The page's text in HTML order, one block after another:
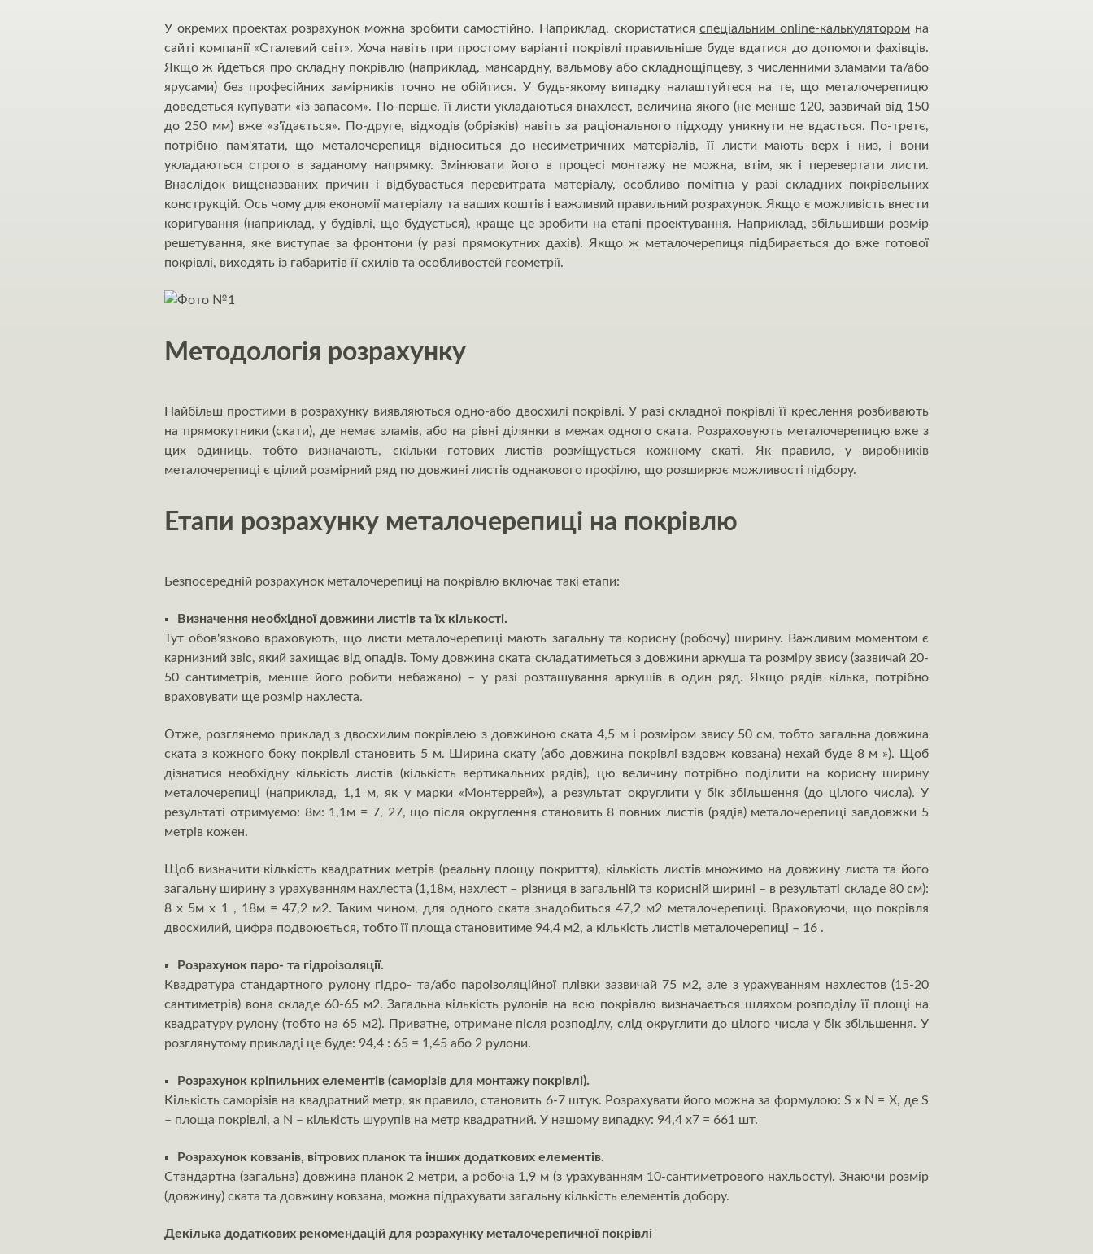
У окремих проектах розрахунок можна зробити самостійно. Наприклад, скористатисяспеціальним online-калькулятором на
сайті компанії «Сталевий світ». Хоча навіть при простому варіанті покрівлі правильніше буде вдатися до допомоги фахівців.
Якщо ж йдеться про складну покрівлю (наприклад, мансардну, вальмову або складнощіпцеву, з численними зламами та/або
ярусами) без професійних замірників точно не обійтися. У будь-якому випадку налаштуйтеся на те, що металочерепицю
доведеться купувати «із запасом». По-перше, її листи укладаються внахлест, величина якого (не менше 120, зазвичай від 150
до 250 мм) вже «з'їдається». По-друге, відходів (обрізків) навіть за раціонального підходу уникнути не вдасться. По-третє,
потрібно пам'ятати, що металочерепиця відноситься до несиметричних матеріалів, її листи мають верх і низ, і вони
укладаються строго в заданому напрямку. Змінювати його в процесі монтажу не можна, втім, як і перевертати листи.
Внаслідок вищеназваних причин і відбувається перевитрата матеріалу, особливо помітна у разі складних покрівельних
конструкцій. Ось чому для економії матеріалу та ваших коштів і важливий правильний розрахунок. Якщо є можливість внести
коригування (наприклад, у будівлі, що будується), краще це зробити на етапі проектування. Наприклад, збільшивши розмір
решетування, яке виступає за фронтони (у разі прямокутних дахів). Якщо ж металочерепиця підбирається до вже готової
покрівлі, виходять із габаритів її схилів та особливостей геометрії.
Методологія розрахунку
Найбільш простими в розрахунку виявляються одно-або двосхилі покрівлі. У разі складної покрівлі її креслення розбивають
на прямокутники (скати), де немає зламів, або на рівні ділянки в межах одного ската. Розраховують металочерепицю вже з
цих одиниць, тобто визначають, скільки готових листів розміщується кожному скаті. Як правило, у виробників
металочерепиці є цілий розмірний ряд по довжині листів однакового профілю, що розширює можливості підбору.
Етапи розрахунку металочерепиці на покрівлю
Безпосередній розрахунок металочерепиці на покрівлю включає такі етапи:
Визначення необхідної довжини листів та їх кількості.
Тут обов'язково враховують, що листи металочерепиці мають загальну та корисну (робочу) ширину. Важливим моментом є
карнизний звіс, який захищає від опадів. Тому довжина ската складатиметься з довжини аркуша та розміру звису (зазвичай 20-
50 сантиметрів, менше його робити небажано) – у разі розташування аркушів в один ряд. Якщо рядів кілька, потрібно
враховувати ще розмір нахлеста.
Отже, розглянемо приклад з двосхилим покрівлею з довжиною ската 4,5 м і розміром звису 50 см, тобто загальна довжина
ската з кожного боку покрівлі становить 5 м. Ширина скату (або довжина покрівлі вздовж ковзана) нехай буде 8 м »). Щоб
дізнатися необхідну кількість листів (кількість вертикальних рядів), цю величину потрібно поділити на корисну ширину
металочерепиці (наприклад, 1,1 м, як у марки «Монтеррей»), а результат округлити у бік збільшення (до цілого числа). У
результаті отримуємо: 8м: 1,1м = 7, 27, що після округлення становить 8 повних листів (рядів) металочерепиці завдовжки 5
метрів кожен.
Щоб визначити кількість квадратних метрів (реальну площу покриття), кількість листів множимо на довжину листа та його
загальну ширину з урахуванням нахлеста (1,18м, нахлест – різниця в загальній та корисній ширині – в результаті складе 80 см):
8 х 5м х 1 , 18м = 47,2 м2. Таким чином, для одного ската знадобиться 47,2 м2 металочерепиці. Враховуючи, що покрівля
двосхилий, цифра подвоюється, тобто її площа становитиме 94,4 м2, а кількість листів металочерепиці – 16 .
Розрахунок паро- та гідроізоляції.
Квадратура стандартного рулону гідро- та/або пароізоляційної плівки зазвичай 75 м2, але з урахуванням нахлестов (15-20
сантиметрів) вона складе 60-65 м2. Загальна кількість рулонів на всю покрівлю визначається шляхом розподілу її площі на
квадратуру рулону (тобто на 65 м2). Приватне, отримане після розподілу, слід округлити до цілого числа у бік збільшення. У
розглянутому прикладі це буде: 94,4 : 65 = 1,45 або 2 рулони.
Розрахунок кріпильних елементів (саморізів для монтажу покрівлі).
Кількість саморізів на квадратний метр, як правило, становить 6-7 штук. Розрахувати його можна за формулою: S x N = X, де S
– площа покрівлі, а N – кількість шурупів на метр квадратний. У нашому випадку: 94,4 х7 = 661 шт.
Розрахунок ковзанів, вітрових планок та інших додаткових елементів.
Стандартна (загальна) довжина планок 2 метри, а робоча 1,9 м (з урахуванням 10-сантиметрового нахльосту). Знаючи розмір
(довжину) ската та довжину ковзана, можна підрахувати загальну кількість елементів добору.
Декілька додаткових рекомендацій для розрахунку металочерепичної покрівлі